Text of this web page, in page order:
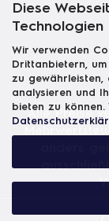
Diese
Technologien
Wir verwenden
Drittanbietern,
zu gewährleisten,
analysieren und
bieten zu
Alle Preise
anders